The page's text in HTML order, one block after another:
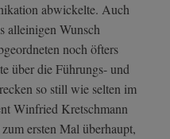
abwickelte. Auch
alleinigen Wunsch
noch öfters
über die Führungs- und
so still wie selten im
Winfried Kretschmann
ersten Mal überhaupt,